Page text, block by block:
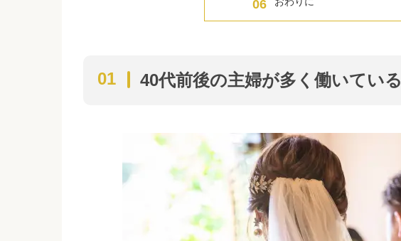
40代前後の主婦が多く働いている